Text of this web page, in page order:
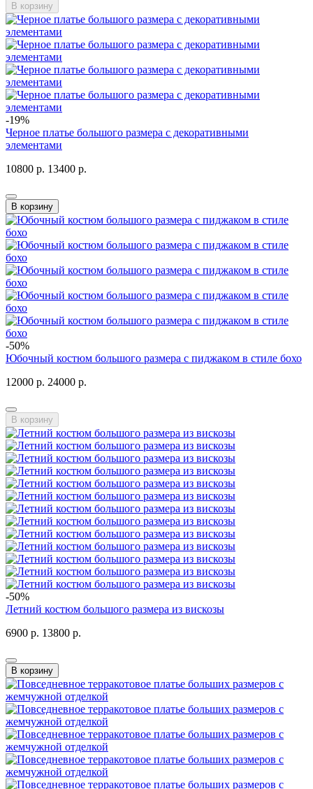
В корзину
-19%
Черное платье большого размера с декоративными
элементами
10800 р. 13400 р.
В корзину
-50%
Юбочный костюм большого размера с пиджаком в стиле бохо
12000 р. 24000 р.
В корзину
-50%
Летний костюм большого размера из вискозы
6900 р. 13800 р.
В корзину